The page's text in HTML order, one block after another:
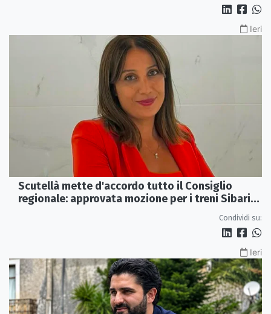
Ieri
Scutellà mette d'accordo tutto il Consiglio
regionale: approvata mozione per i treni Sibari-
Condividi su:
Ieri